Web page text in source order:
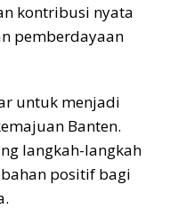
kontribusi nyata
pemberdayaan
untuk menjadi
Banten.
langkah-langkah
positif bagi